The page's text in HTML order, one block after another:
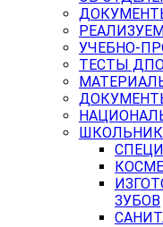
УЧЕБНО-
ТЕСТЫ
ЗУБОВ